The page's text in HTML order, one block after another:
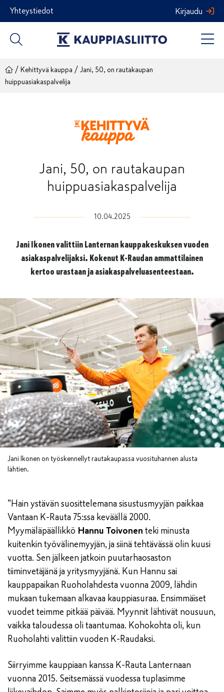
Siirry
sisältöön
Yhteystiedot Kirjaudu
/ Kehittyvä kauppa / Jani, 50, on rautakaupan
huippuasiakaspalvelija
Jani, 50, on rautakaupan
huippuasiakaspalvelija
10.04.2025
Jani Ikonen valittiin Lanternan kauppakeskuksen vuoden
asiakaspalvelijaksi. Kokenut K-Raudan ammattilainen
kertoo urastaan ja asiakaspalveluasenteestaan.
Jani Ikonen on työskennellyt rautakaupassa vuosituhannen alusta
lähtien.
”Hain ystävän suosittelemana sisustusmyyjän paikkaa
Vantaan K-Rauta 75:ssa keväällä 2000.
Myymäläpäällikkö Hannu Toivonen teki minusta
kuitenkin työvälinemyyjän, ja siinä tehtävässä olin kuusi
vuotta. Sen jälkeen jatkoin puutarhaosaston
tiiminvetäjänä ja yritysmyyjänä. Kun Hannu sai
kauppapaikan Ruoholahdesta vuonna 2009, lähdin
mukaan tukemaan alkavaa kauppiasuraa. Ensimmäiset
vuodet teimme pitkää päivää. Myynnit lähtivät nousuun,
vaikka taloudessa oli taantumaa. Kohokohta oli, kun
Ruoholahti valittiin vuoden K-Raudaksi.
Siirryimme kauppiaan kanssa K-Rauta Lanternaan
vuonna 2015. Seitsemässä vuodessa tuplasimme